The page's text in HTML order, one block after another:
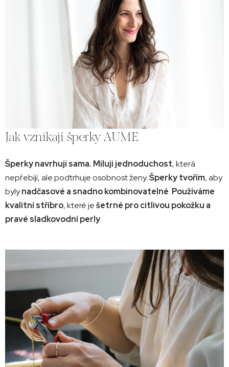
Jak vznikají šperky AUME
Šperky navrhuji sama. Miluji jednoduchost, která
nepřebíjí, ale podtrhuje osobnost ženy.Šperky tvořím, aby
bylynadčasové a snadno kombinovatelné. Používáme
kvalitní stříbro, které ješetrné pro citlivou pokožku a
pravé sladkovodní perly.